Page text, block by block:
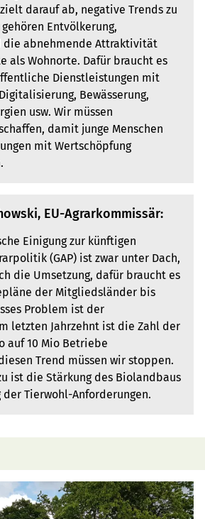
darauf ab, negative Trends zu
Entvölkerung,
die abnehmende Attraktivität
als Wohnorte. Dafür braucht es
Dienstleistungen mit
Bewässerung,
usw. Wir müssen
damit junge Menschen
mit Wertschöpfung
EU-Agrarkommissär:
Einigung zur künftigen
(GAP) ist zwar unter Dach,
die Umsetzung, dafür braucht es
der Mitgliedsländer bis
Problem ist der
letzten Jahrzehnt ist die Zahl der
auf 10 Mio Betriebe
Trend müssen wir stoppen.
ist die Stärkung des Biolandbaus
der Tierwohl-Anforderungen.